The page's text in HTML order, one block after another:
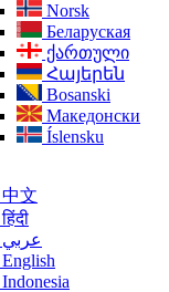
Norsk
Беларуская
ქართული
Հայերեն
Bosanski
Македонски
Íslensku
中文
हिंदी
عربي
English
Indonesia